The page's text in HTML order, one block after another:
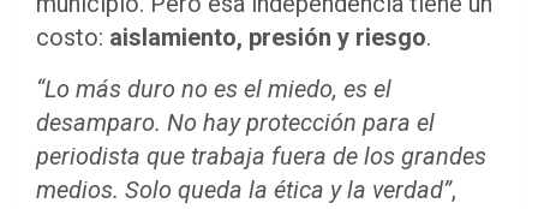
costo: aislamiento, presión y riesgo.
“Lo más duro no es el miedo, es el
desamparo. No hay protección para el
periodista que trabaja fuera de los grandes
medios. Solo queda la ética y la verdad”,